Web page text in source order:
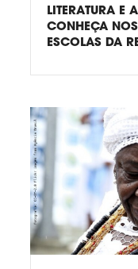
LITERATURA E
CONHEÇA
ESCOLAS DA